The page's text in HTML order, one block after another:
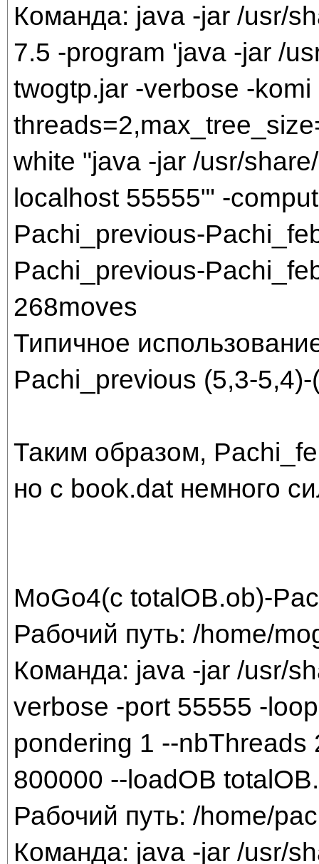
Команда: java -jar /usr/
7.5 -program 'java -jar /
twogtp.jar -verbose -
white "java -jar /usr/
localhost 55555"' -
Pachi_previous-
Pachi_previous-
268moves
Типичное
Pachi_previous (5,3-
Таким образом,
но с book.dat немного
MoGo4(с totalOB.ob)-
Рабочий путь: /home/
Команда: java -jar /usr/
verbose -port 55555 -
pondering 1 --nbThreads
800000 --loadOB
Рабочий путь: /home/
Команда: java -jar /usr/